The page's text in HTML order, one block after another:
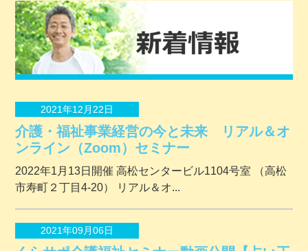
2021年12月22日
介護・福祉事業経営の今と未来 リアル＆オ
ンライン（Zoom）セミナー
2022年1月13日開催 ⾼松センタービル1104号室 （⾼松
市寿町２丁⽬4-20） リアル＆オ...
2021年09月06日